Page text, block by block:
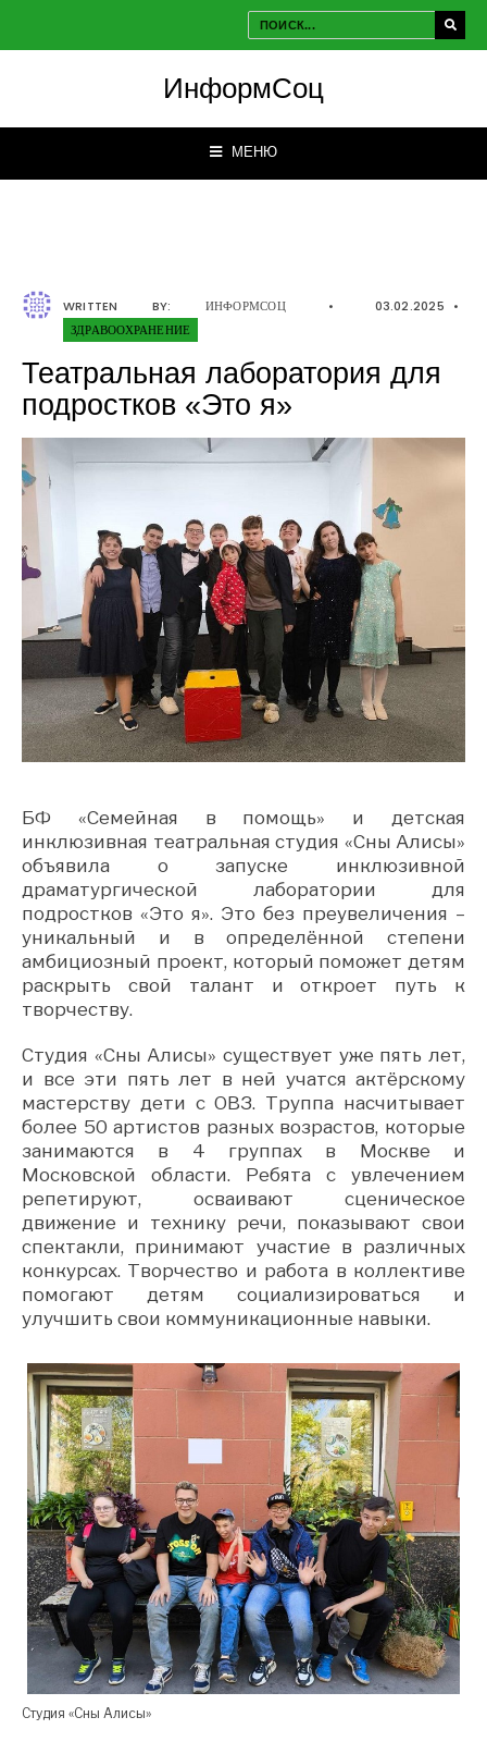
ИнформСоц
МЕНЮ
WRITTEN BY: ИНФОРМСОЦ • 03.02.2025
•
ЗДРАВООХРАНЕНИЕ
Театральная лаборатория для
подростков «Это я»
БФ «Семейная в помощь» и детская
инклюзивная театральная студия «Сны Алисы»
объявила о запуске инклюзивной
драматургической лаборатории для
подростков «Это я». Это без преувеличения –
уникальный и в определённой степени
амбициозный проект, который поможет детям
раскрыть свой талант и откроет путь к
творчеству.
Студия «Сны Алисы» существует уже пять лет,
и все эти пять лет в ней учатся актёрскому
мастерству дети с ОВЗ. Труппа насчитывает
более 50 артистов разных возрастов, которые
занимаются в 4 группах в Москве и
Московской области. Ребята с увлечением
репетируют, осваивают сценическое
движение и технику речи, показывают свои
спектакли, принимают участие в различных
конкурсах. Творчество и работа в коллективе
помогают детям социализироваться и
улучшить свои коммуникационные навыки.
Студия «Сны Алисы»